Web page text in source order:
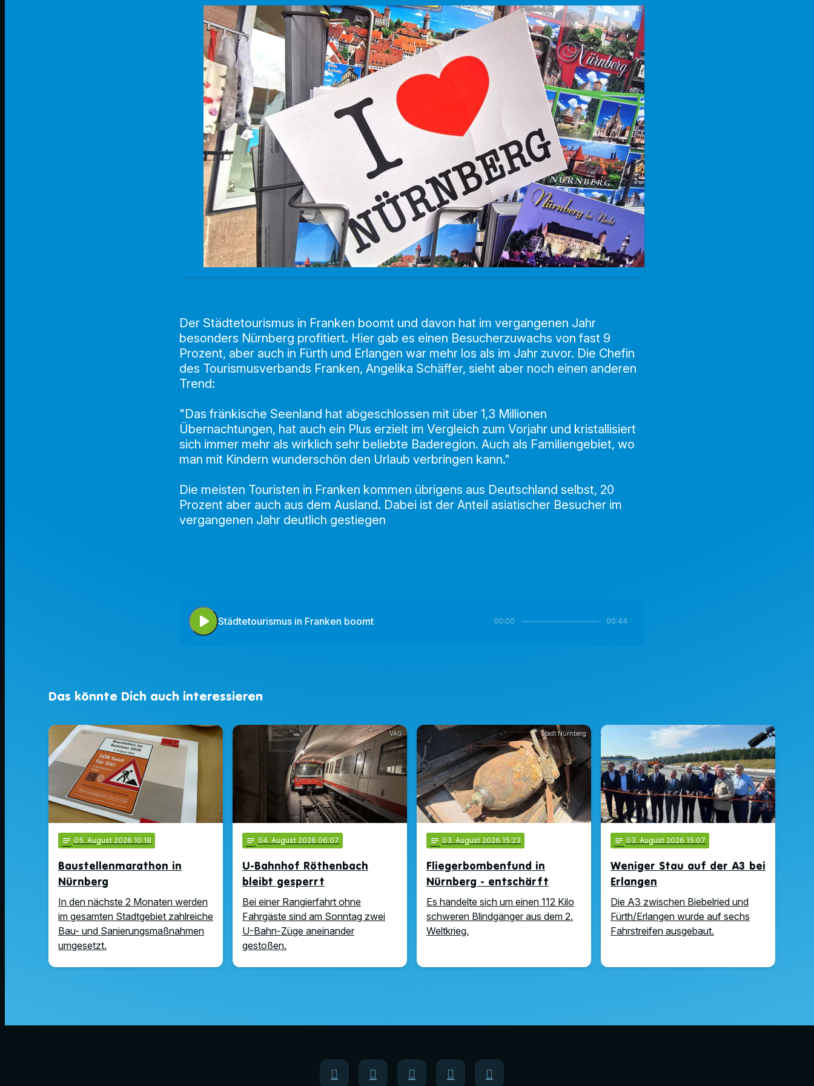
Der Städtetourismus in Franken boomt und davon hat im vergangenen Jahr
besonders Nürnberg profitiert. Hier gab es einen Besucherzuwachs von fast 9
Prozent, aber auch in Fürth und Erlangen war mehr los als im Jahr zuvor. Die Chefin
des Tourismusverbands Franken, Angelika Schäffer, sieht aber noch einen anderen
Trend:
"Das fränkische Seenland hat abgeschlossen mit über 1,3 Millionen
Übernachtungen, hat auch ein Plus erzielt im Vergleich zum Vorjahr und kristallisiert
sich immer mehr als wirklich sehr beliebte Baderegion. Auch als Familiengebiet, wo
man mit Kindern wunderschön den Urlaub verbringen kann."
Die meisten Touristen in Franken kommen übrigens aus Deutschland selbst, 20
Prozent aber auch aus dem Ausland. Dabei ist der Anteil asiatischer Besucher im
vergangenen Jahr deutlich gestiegen
play_arrow Städtetourismus in Franken boomt 00:00 00:44
Das könnte Dich auch interessieren
notes 05. August 2026 10:18
Baustellenmarathon in
Nürnberg
In den nächste 2 Monaten werden
im gesamten Stadtgebiet zahlreiche
Bau- und Sanierungsmaßnahmen
umgesetzt.
VAG
notes 04. August 2026 06:07
U-Bahnhof Röthenbach
bleibt gesperrt
Bei einer Rangierfahrt ohne
Fahrgäste sind am Sonntag zwei
U-Bahn-Züge aneinander
gestoßen.
Stadt Nürnberg
notes 03. August 2026 15:23
Fliegerbombenfund in
Nürnberg - entschärft
Es handelte sich um einen 112 Kilo
schweren Blindgänger aus dem 2.
Weltkrieg.
notes 03. August 2026 15:07
Weniger Stau auf der A3 bei
Erlangen
Die A3 zwischen Biebelried und
Fürth/Erlangen wurde auf sechs
Fahrstreifen ausgebaut.